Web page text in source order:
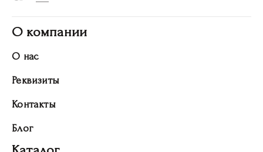
О компании
О нас
Реквизиты
Контакты
Блог